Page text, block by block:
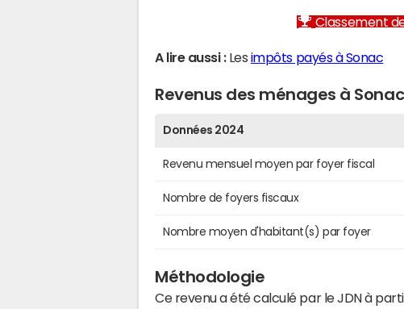
Classement
A lire aussi :Les impôts payés à Sonac
Revenus des ménages à Sonac
Données 2024
Revenu mensuel moyen par foyer fiscal
Nombre de foyers fiscaux
Nombre moyen d'habitant(s) par foyer
Méthodologie
Ce revenu a été calculé par le JDN à